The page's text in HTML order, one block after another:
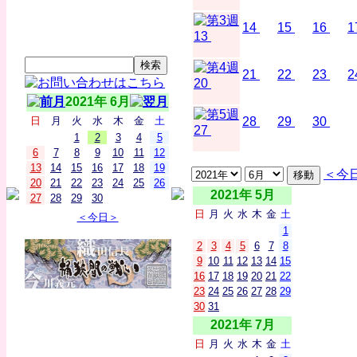
2021年 6月
日 月 火 水 木 金
土
1
2 3 4
5
6
7 8 9 10 11
12
13
14 15 16 17 18
19
20
21 22 23 24 25
26
27
28 29
30
＜今日＞
13
14 15 16
20
21 22 23
27
28 29 30
＜今
2021年 5月
日 月 火 水 木 金 土
1
2
3 4 5 6 7
8
9 10 11 12 13 14 15
16 17 18 19 20 21 22
23 24 25 26 27 28 29
30 31
2021年 7月
日 月 火 水 木 金 土